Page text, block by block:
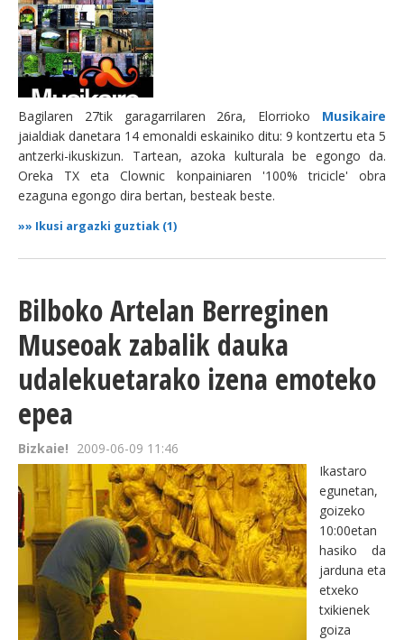
Bagilaren 27tik garagarrilaren 26ra, Elorrioko Musikaire
jaialdiak danetara 14 emonaldi eskainiko ditu: 9 kontzertu eta 5
antzerki-ikuskizun. Tartean, azoka kulturala be egongo da.
Oreka TX eta Clownic konpainiaren '100% tricicle' obra
ezaguna egongo dira bertan, besteak beste.
»» Ikusi argazki guztiak (1)
Bilboko Artelan Berreginen
Museoak zabalik dauka
udalekuetarako izena emoteko
epea
Bizkaie! 2009-06-09 11:46
Ikastaro
egunetan,
goizeko
10:00etan
hasiko da
jarduna eta
etxeko
txikienek
goiza